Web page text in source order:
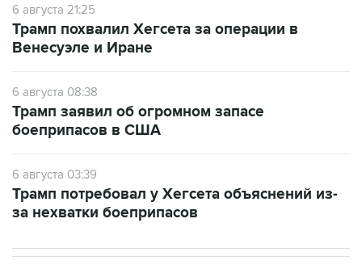
Венесуэле и Иране
6 августа 08:38
боеприпасов в США
6 августа 03:39
за нехватки боеприпасов